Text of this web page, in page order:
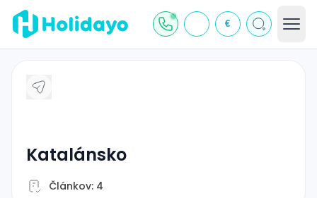
€
katalánsko
Článkov: 4